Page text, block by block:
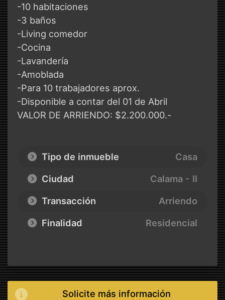
-10 habitaciones
-3 baños
-Living comedor
-Cocina
-Lavandería
-Amoblada
-Para 10 trabajadores aprox.
-Disponible a contar del 01 de Abril
VALOR DE ARRIENDO: $2.200.000.-
Tipo de inmueble
Casa
Ciudad
Calama - II
Transacción
Arriendo
Finalidad
Residencial
Solicite más información